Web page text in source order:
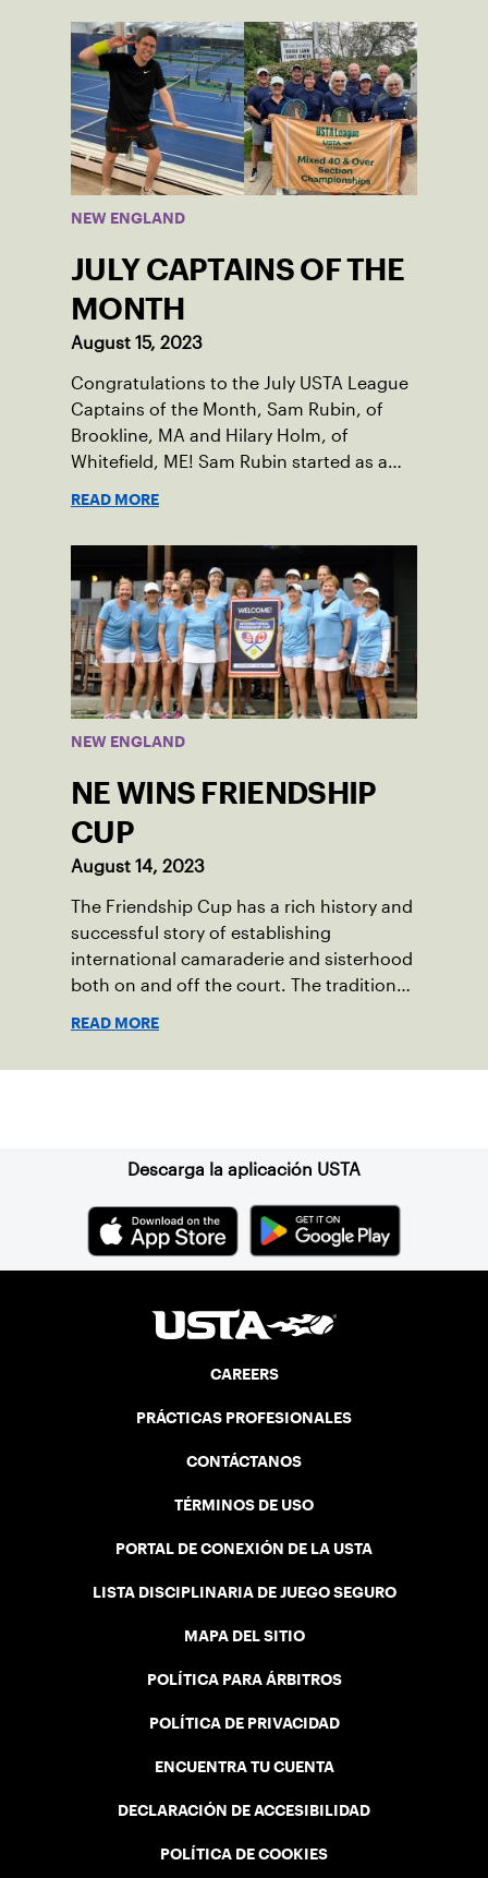
Damariscotta, ME and those around her
throughout her childhood.
NEW ENGLAND
JULY CAPTAINS OF THE
MONTH
August 15, 2023
Congratulations to the July USTA League
Captains of the Month, Sam Rubin, of
Brookline, MA and Hilary Holm, of
Whitefield, ME! Sam Rubin started as a
opportunity to serve as a captain of the
18-39 league out of Eastern Mass. This
past winter, Sam led his team, which
competed at Sportsmen’s Tennis &
Enrichment Center in Dorchester, to a
first-place finish.
READ MORE
NEW ENGLAND
NE WINS FRIENDSHIP
CUP
August 14, 2023
The Friendship Cup has a rich history and
successful story of establishing
international camaraderie and sisterhood
both on and off the court. The tradition
the Canadian senior division, and
Cup. In that year, players competed on
three courts at the Jay Peak Resort in
Vermont.
READ MORE
Descarga la aplicación USTA
CAREERS
PRÁCTICAS PROFESIONALES
CONTÁCTANOS
TÉRMINOS DE USO
PORTAL DE CONEXIÓN DE LA USTA
LISTA DISCIPLINARIA DE JUEGO SEGURO
MAPA DEL SITIO
POLÍTICA PARA ÁRBITROS
POLÍTICA DE PRIVACIDAD
ENCUENTRA TU CUENTA
DECLARACIÓN DE ACCESIBILIDAD
POLÍTICA DE COOKIES